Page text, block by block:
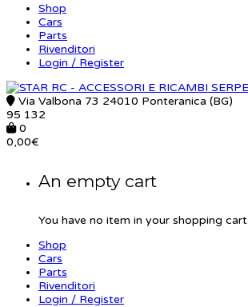
Shop
Cars
Parts
Rivenditori
Login / Register
Via Valbona 73 24010 Ponteranica (BG)
95 132
0
0,00€
An empty cart
You have no item in your shopping cart
Shop
Cars
Parts
Rivenditori
Login / Register